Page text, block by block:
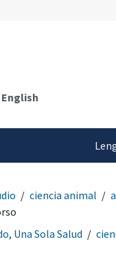
English
ciencia animal
Una Sola Salud